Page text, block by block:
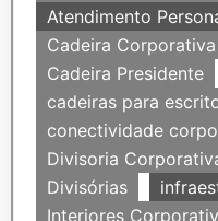
Atendimento
Cadeira Corporativa
Cadeira Presidente
cadeiras para
conectividade
Divisoria
Divisórias
Interiores